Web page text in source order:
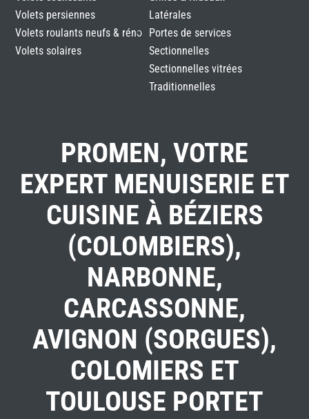
Volets persiennes
Volets roulants neufs & réno
Volets solaires
Latérales
Portes de services
Sectionnelles
Sectionnelles vitrées
Traditionnelles
PROMEN, VOTRE
EXPERT MENUISERIE ET
CUISINE À BÉZIERS
(COLOMBIERS),
NARBONNE,
CARCASSONNE,
AVIGNON (SORGUES),
COLOMIERS ET
TOULOUSE PORTET